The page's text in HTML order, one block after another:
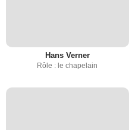
Hans Verner
Rôle : le chapelain